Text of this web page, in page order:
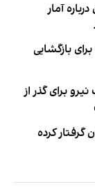
آمار
بازگشایی
برای گذر از
گرفتار کرده